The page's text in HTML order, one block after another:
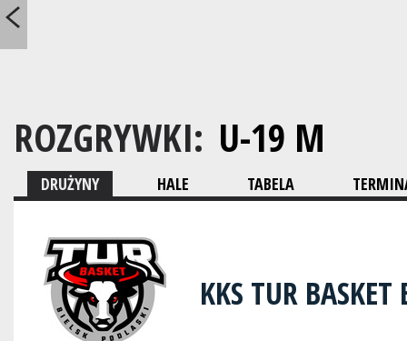
ROZGRYWKI: U-19 M
DRUŻYNY HALE TABELA
KKS TUR